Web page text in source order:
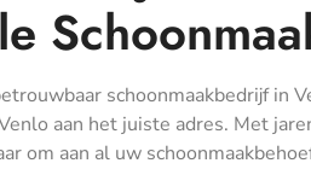
schoonmaakbedrijf in
aan het juiste adres. Met
om aan al uw